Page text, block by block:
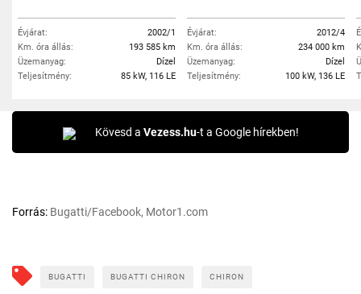
Évjárat:
2002/1
Km. óra állás:
193 585 km
Üzemanyag:
Dízel
Teljesítmény:
85 kW, 116 LE
Évjárat:
2012/4
Km. óra állás:
234 000 km
Üzemanyag:
Dízel
Teljesítmény:
100 kW, 136 LE
Kövesd a Vezess.hu-t a Google hírekben!
Forrás: Bugatti/Facebook, Motor1.com
BUGATTI BUGATTI CHIRON CHIRON